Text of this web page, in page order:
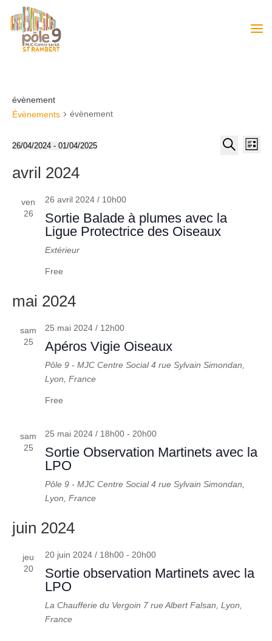
évènement
Évènements
évènement
de
Liste
26/04/2024 - 01/04/2025
une
avril 2024
ven
26
26 avril 2024 / 10h00
Sortie Balade à plumes avec la
Ligue Protectrice des Oiseaux
Extérieur
Free
mai 2024
sam
25
25 mai 2024 / 12h00
Apéros Vigie Oiseaux
Pôle 9 - MJC Centre Social4 rue Sylvain Simondan,
Lyon, France
Free
sam
25
25 mai 2024 / 18h00- 20h00
Sortie Observation Martinets avec la
LPO
Pôle 9 - MJC Centre Social4 rue Sylvain Simondan,
Lyon, France
juin 2024
jeu
20
20 juin 2024 / 18h00- 20h00
Sortie observation Martinets avec la
LPO
La Chaufferie du Vergoin 7 rue Albert Falsan, Lyon,
France